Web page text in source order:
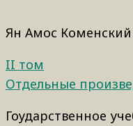
Ян Амос Коменский
II том
Отдельные
Гоударственное